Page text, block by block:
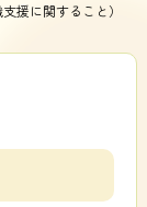
援に関すること）